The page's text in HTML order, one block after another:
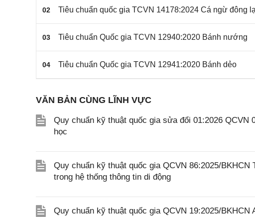
02 Tiêu chuẩn quốc gia TCVN 14178:2024 Cá ngừ đông
03 Tiêu chuẩn Quốc gia TCVN 12940:2020 Bánh nướng
04 Tiêu chuẩn Quốc gia TCVN 12941:2020 Bánh dẻo
VĂN BẢN CÙNG LĨNH VỰC
Quy chuẩn kỹ thuật quốc gia sửa đổi 01:2026 QCVN
học
Quy chuẩn kỹ thuật quốc gia QCVN 86:2025/
trong hệ thống thông tin di động
Quy chuẩn kỹ thuật quốc gia QCVN 19:2025/